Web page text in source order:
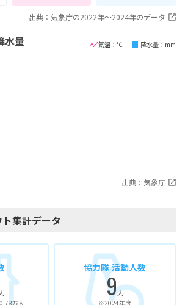
出典：気象庁の2022年〜2024年のデータ
水量 気温：℃ 降水量：mm
出典：気象庁
集計データ
人
万人
協力隊 活動人数
9人
※2024年度